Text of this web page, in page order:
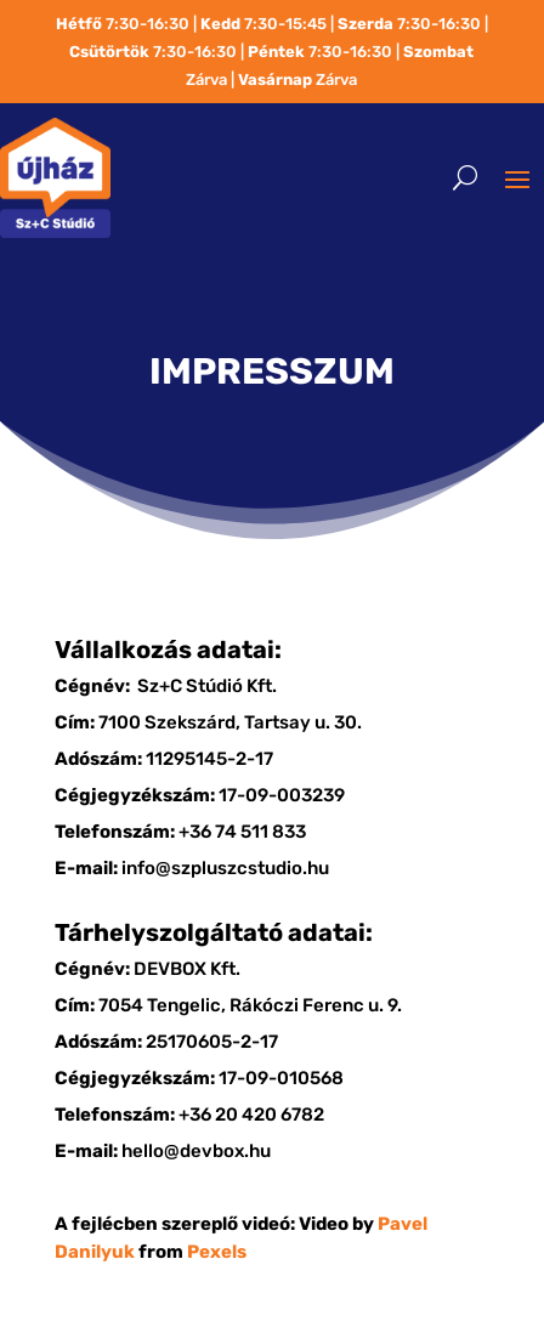
Hétfő7:30-16:30 | Kedd7:30-15:45 | Szerda 7:30-16:30 |
Csütörtök 7:30-16:30 | Péntek 7:30-16:30 |
Szombat
Zárva | Vasárnap Zárva
IMPRESSZUM
Vállalkozás adatai:
Cégnév: Sz+C Stúdió Kft.
Cím:7100 Szekszárd, Tartsay u. 30.
Adószám:11295145-2-17
Cégjegyzékszám:17-09-003239
Telefonszám:+36 74 511 833
E-mail: info@szpluszcstudio.hu
Tárhelyszolgáltató adatai:
Cégnév: DEVBOX Kft.
Cím:7054 Tengelic, Rákóczi Ferenc u. 9.
Adószám:25170605-2-17
Cégjegyzékszám:17-09-010568
Telefonszám:+36 20 420 6782
E-mail: hello@devbox.hu
A fejlécben szereplő videó:Video by Pavel
Danilyukfrom Pexels